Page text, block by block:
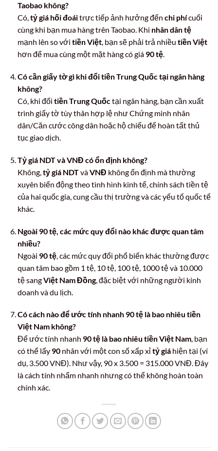
Taobao không?
Có,tỷ giá hối đoáitrực tiếp ảnh hưởng đến chi phícuối
cùng khi bạn mua hàng trên Taobao. Khi nhân dân tệ
mạnh lên so với tiền Việt, bạn sẽ phải trả nhiều tiền Việt
hơn để mua cùng một mặt hàng có giá 90 tệ.
Có cần giấy tờ gì khi đổi tiền Trung Quốc tại ngân hàng
không?
Có, khi đổi tiền Trung Quốctại ngân hàng, bạn cần xuất
trình giấy tờ tùy thân hợp lệ như Chứng minh nhân
dân/Căn cước công dân hoặc hộ chiếu để hoàn tất thủ
tục giao dịch.
Tỷ giá NDT và VNĐ có ổn định không?
Không,tỷ giá NDTvàVNĐ không ổn định mà thường
xuyên biến động theo tình hình kinh tế, chính sách tiền tệ
của hai quốc gia, cung cầu thị trường và các yếu tố quốc tế
khác.
Ngoài 90 tệ, các mức quy đổi nào khác được quan tâm
nhiều?
Ngoài 90 tệ, các mức quy đổi phổ biến khác thường được
quan tâm bao gồm 1 tệ, 10 tệ, 100 tệ, 1000 tệ và 10.000
tệ sangViệt Nam Đồng, đặc biệt với những người kinh
doanh và du lịch.
Có cách nào để ước tính nhanh 90 tệ là bao nhiêu tiền
Việt Nam không?
Để ước tính nhanh 90 tệ là bao nhiêu tiền Việt Nam, bạn
có thể lấy 90nhân với một con số xấp xỉtỷ giáhiện tại (ví
dụ, 3.500 VNĐ). Như vậy, 90 x 3.500 = 315.000 VNĐ. Đây
là cách tính nhẩm nhanh nhưng có thể không hoàn toàn
chính xác.